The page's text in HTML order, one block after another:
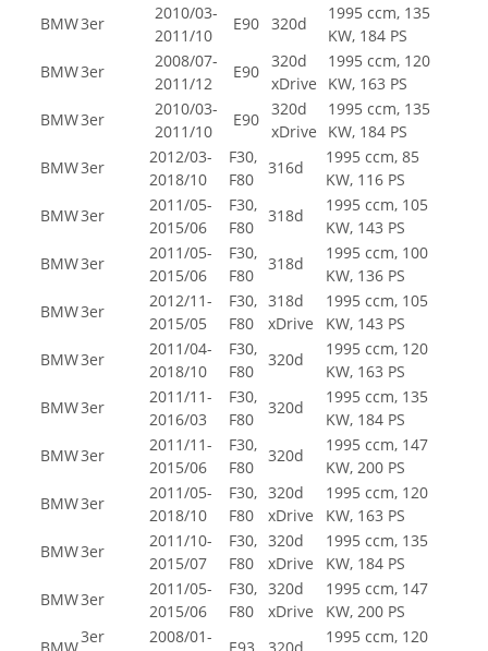
BMW3er
2010/03-
2011/10
E90 320d
1995 ccm, 135
KW, 184 PS
BMW3er
2008/07-
2011/12
E90
320d
xDrive
1995 ccm, 120
KW, 163 PS
BMW3er
2010/03-
2011/10
E90
320d
xDrive
1995 ccm, 135
KW, 184 PS
BMW3er
2012/03-
2018/10
F30,
F80
316d
1995 ccm, 85
KW, 116 PS
BMW3er
2011/05-
2015/06
F30,
F80
318d
1995 ccm, 105
KW, 143 PS
BMW3er
2011/05-
2015/06
F30,
F80
318d
1995 ccm, 100
KW, 136 PS
BMW3er
2012/11-
2015/05
F30,
F80
318d
xDrive
1995 ccm, 105
KW, 143 PS
BMW3er
2011/04-
2018/10
F30,
F80
320d
1995 ccm, 120
KW, 163 PS
BMW3er
2011/11-
2016/03
F30,
F80
320d
1995 ccm, 135
KW, 184 PS
BMW3er
2011/11-
2015/06
F30,
F80
320d
1995 ccm, 147
KW, 200 PS
BMW3er
2011/05-
2018/10
F30,
F80
320d
xDrive
1995 ccm, 120
KW, 163 PS
BMW3er
2011/10-
2015/07
F30,
F80
320d
xDrive
1995 ccm, 135
KW, 184 PS
BMW3er
2011/05-
2015/06
F30,
F80
320d
xDrive
1995 ccm, 147
KW, 200 PS
3er
2008/01-
1995 ccm, 120